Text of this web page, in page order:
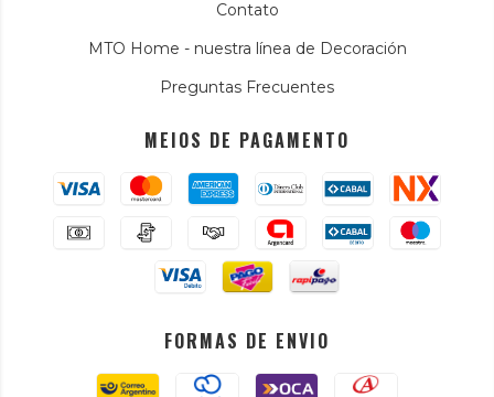
Contato
MTO Home - nuestra línea de Decoración
Preguntas Frecuentes
MEIOS DE PAGAMENTO
FORMAS DE ENVIO